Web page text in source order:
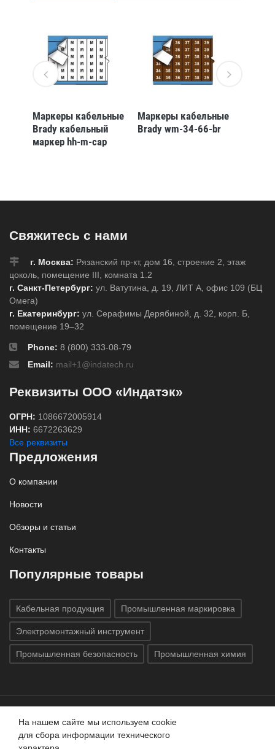
Маркеры кабельные
Brady кабельный
маркер hh-m-cap
Маркеры кабельные
Brady wm-34-66-br
Свяжитесь с нами
г. Москва: Рязанский пр-кт, дом 16, строение 2, этаж
цоколь, помещение III, комната 1.2
г. Санкт-Петербург: ул. Ватутина, д. 19, ЛИТ А, офис 109 (БЦ
Омега)
г. Екатеринбург: ул. Серафимы Дерябиной, д. 32, корп. Б,
помещение 19–32
Phone: 8 (800) 333-08-79
Email: mail+1@indatech.ru
Реквизиты ООО «Индатэк»
ОГРН: 1086672005914
ИНН: 6672263629
Все реквизиты
Предложения
О компании
Новости
Обзоры и статьи
Контакты
Популярные товары
Кабельная продукция Промышленная маркировка
Электромонтажный инструмент
Промышленная безопасность Промышленная химия
Все права защищены © 2020 ГК «Индатэк»
защищены.Использование материалов с сайта запрещено.
На нашем сайте мы используем cookie
для сбора информации технического